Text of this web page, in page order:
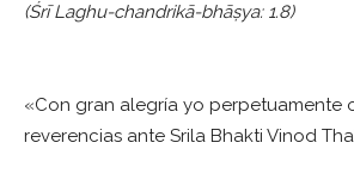
(Śrī Laghu-chandrikā-bhāṣya: 1.8)
«Con gran alegría yo perpetuamente
reverencias ante Srila Bhakti Vinod